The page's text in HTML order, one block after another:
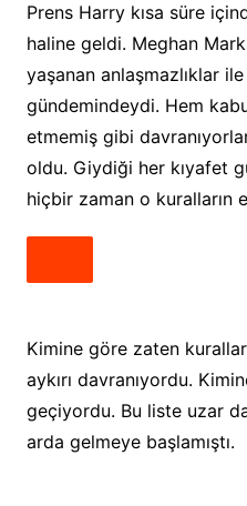
Prens Harry kısa süre
haline geldi. Meghan
yaşanan anlaşmazlıklar ile
gündemindeydi. Hem
etmemiş gibi
oldu. Giydiği her kıyafet
hiçbir zaman o kuralların
Kimine göre zaten
aykırı davranıyordu.
geçiyordu. Bu liste uzar
arda gelmeye başlamıştı.